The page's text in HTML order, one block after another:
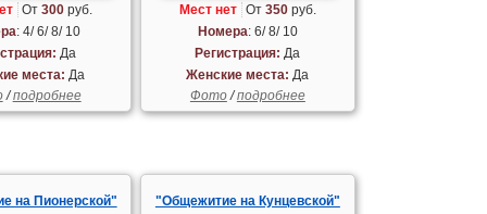
От 300руб.
: 4/ 6/ 8/ 10
Да
места: Да
/подробнее
Мест нет От 350руб.
Номера: 6/ 8/ 10
Регистрация: Да
Женские места: Да
Фото/подробнее
на Пионерской" "Общежитие на Кунцевской"